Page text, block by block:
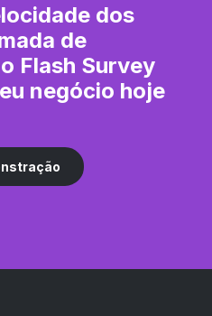
dos
de
Flash Survey
negócio hoje